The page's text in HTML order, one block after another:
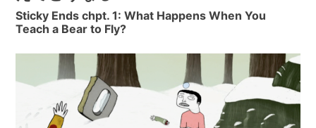
Sticky Ends chpt. 1: What Happens When You
Teach a Bear to Fly?